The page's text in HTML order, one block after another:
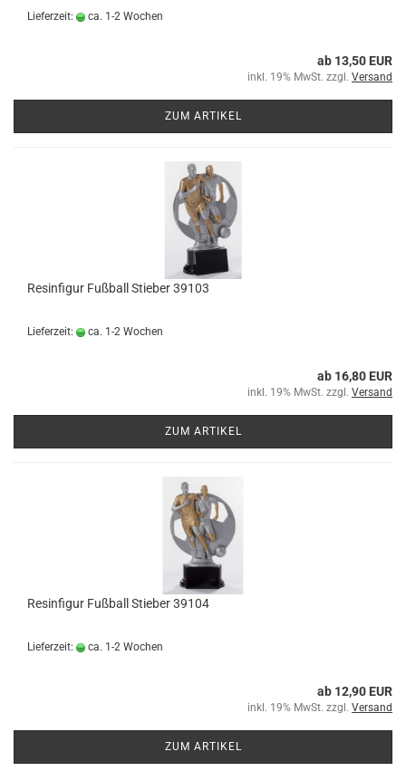
Lieferzeit: ca. 1-2 Wochen
ab 13,50 EUR
inkl. 19% MwSt. zzgl. Versand
ZUM ARTIKEL
Resinfigur Fußball Stieber 39103
Lieferzeit: ca. 1-2 Wochen
ab 16,80 EUR
inkl. 19% MwSt. zzgl. Versand
ZUM ARTIKEL
Resinfigur Fußball Stieber 39104
Lieferzeit: ca. 1-2 Wochen
ab 12,90 EUR
inkl. 19% MwSt. zzgl. Versand
ZUM ARTIKEL